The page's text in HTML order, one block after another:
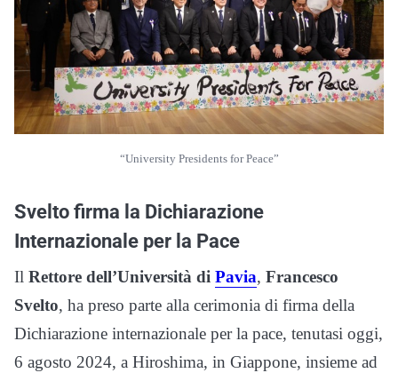
“University Presidents for Peace”
Svelto firma la Dichiarazione
Internazionale per la Pace
Il Rettore dell’Università di Pavia, Francesco
Svelto, ha preso parte alla cerimonia di firma della
Dichiarazione internazionale per la pace, tenutasi oggi,
6 agosto 2024, a Hiroshima, in Giappone, insieme ad